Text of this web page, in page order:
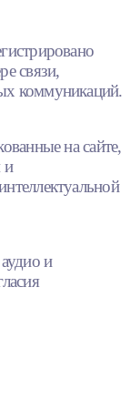
связи,
коммуникаций.
на сайте,
и
и